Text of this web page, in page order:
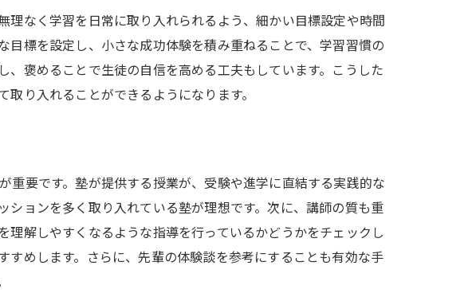
なく学習を日常に取り入れられるよう、細かい目標設定や時間
標を設定し、小さな成功体験を積み重ねることで、学習習慣の
褒めることで生徒の自信を高める工夫もしています。こうした
り入れることができるようになります。
要です。塾が提供する授業が、受験や進学に直結する実践的な
ョンを多く取り入れている塾が理想です。次に、講師の質も重
解しやすくなるような指導を行っているかどうかをチェックし
めします。さらに、先輩の体験談を参考にすることも有効な手